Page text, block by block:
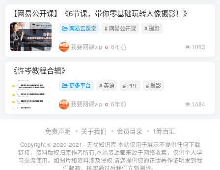
【网易公开课】《6节课，带你零基础玩转人像摄影！》
网易云课堂 # 网易公开课 # 摄影
我要网课vip 6年前 1083
《许岑教程合辑》
更多平台 # 英语 # PPT # 摄影
我要网课vip 6年前 1484
免责声明 关于我们 会员目录 1筹百汇
Copyright © 2020-2021 · 无忧知识库 本站仅用于展示不提供任何下载
链接，资料版权归原作者所有,本站资源都来源于网络收集，仅供个人学
习交流使用。如图片和资料涉及侵权,请您提供您的正版著作证明发到我
们邮箱，核实通过后我们立刻删除。